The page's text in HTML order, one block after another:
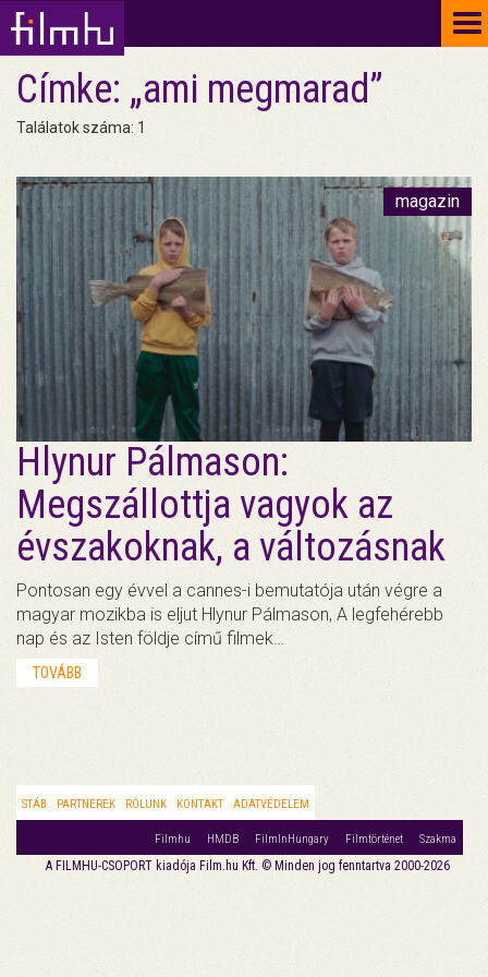
Címke: „ami megmarad”
Találatok száma: 1
magazin
Hlynur Pálmason:
Megszállottja vagyok az
évszakoknak, a változásnak
Pontosan egy évvel a cannes-i bemutatója után végre a
magyar mozikba is eljut Hlynur Pálmason, A legfehérebb
nap és az Isten földje című filmek…
TOVÁBB
STÁB PARTNEREK RÓLUNK KONTAKT ADATVÉDELEM
Filmhu HMDB FilmInHungary Filmtörténet Szakma
A FILMHU-CSOPORT kiadója Film.hu Kft. © Minden jog fenntartva 2000-2026